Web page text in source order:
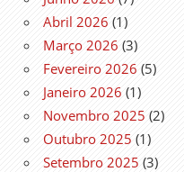
Abril 2026 (1)
Março 2026 (3)
Fevereiro 2026 (5)
Janeiro 2026 (1)
Novembro 2025 (2)
Outubro 2025 (1)
Setembro 2025 (3)